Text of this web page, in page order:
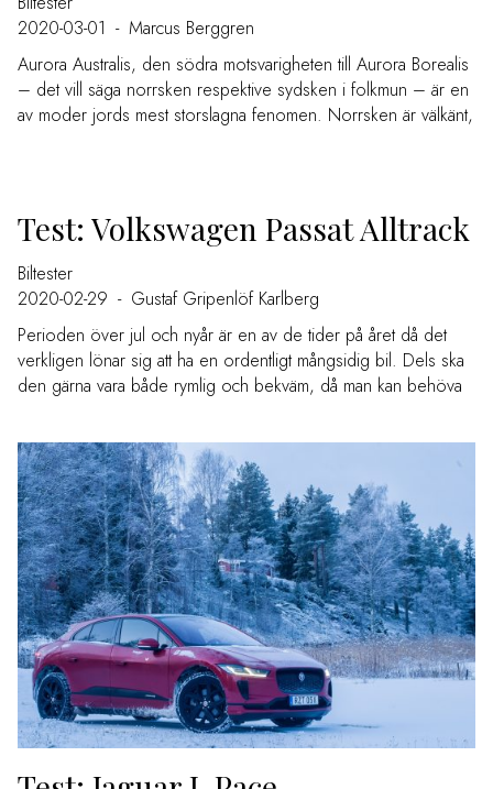
2020-03-01 - Marcus Berggren
Aurora Australis, den södra motsvarigheten till Aurora Borealis
– det vill säga norrsken respektive sydsken i folkmun – är en
av moder jords mest storslagna fenomen. Norrsken är välkänt,
Test: Volkswagen Passat Alltrack
Biltester
2020-02-29 - Gustaf Gripenlöf Karlberg
Perioden över jul och nyår är en av de tider på året då det
verkligen lönar sig att ha en ordentligt mångsidig bil. Dels ska
den gärna vara både rymlig och bekväm, då man kan behöva